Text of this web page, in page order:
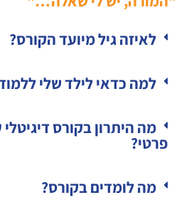
לאיזה גיל מיועד הקורס?
למה כדאי לילד שלי
מה היתרון בקורס
פרטי?
מה לומדים בקורס?